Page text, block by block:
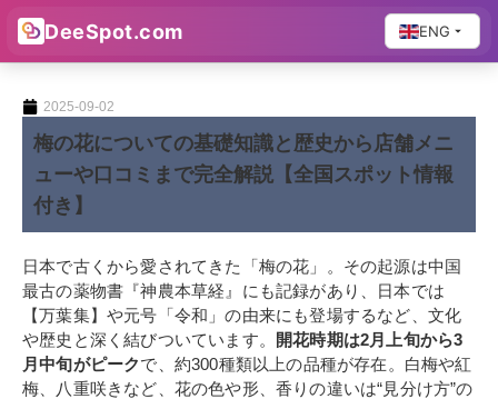
DeeSpot.com ENG
2025-09-02
梅の花についての基礎知識と歴史から店舗メニ
ューや口コミまで完全解説【全国スポット情報
付き】
日本で古くから愛されてきた「梅の花」。その起源は中国
最古の薬物書『神農本草経』にも記録があり、日本では
【万葉集】や元号「令和」の由来にも登場するなど、文化
や歴史と深く結びついています。
開花時期は2月上旬から3
月中旬がピークで、約300種類以上の品種が存在。白梅や紅
梅、八重咲きなど、花の色や形、香りの違いは“見分け方”の